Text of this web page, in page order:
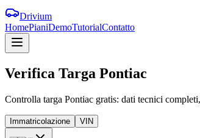
Drivium
HomePianiDemoTutorialContatto
Verifica Targa Pontiac
Controlla targa Pontiac gratis: dati tecnici
Immatricolazione VIN